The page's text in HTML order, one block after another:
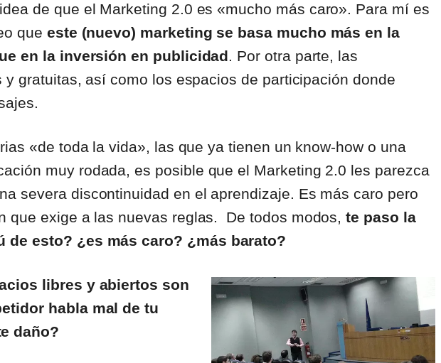
de que el Marketing 2.0 es «mucho más caro». Para mí es
que este (nuevo) marketing se basa mucho más en la
en la inversión en publicidad. Por otra parte, las
y gratuitas, así como los espacios de participación donde
«de toda la vida», las que ya tienen un know-how o una
muy rodada, es posible que el Marketing 2.0 les parezca
severa discontinuidad en el aprendizaje. Es más caro pero
que exige a las nuevas reglas. De todos modos,te paso la
de esto? ¿es más caro? ¿más barato?
libres y abiertos son
habla mal de tu
daño?